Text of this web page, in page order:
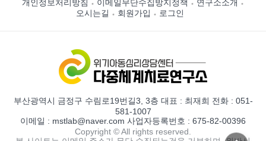
개인정보처리방침 이메일무단수집방지정책
연구소소개
오시는길
회원가입 로그인
부산광역시 금정구 수림로19번길3, 3층 대표 : 최재희 전화 : 051-
581-1007
이메일 : mstlab@naver.com 사업자등록번호 : 675-82-00396
Copyright © All rights reserved.